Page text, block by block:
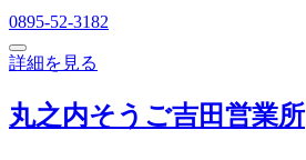
0895-52-3182
詳細を見る
丸之内そうご吉田営業所